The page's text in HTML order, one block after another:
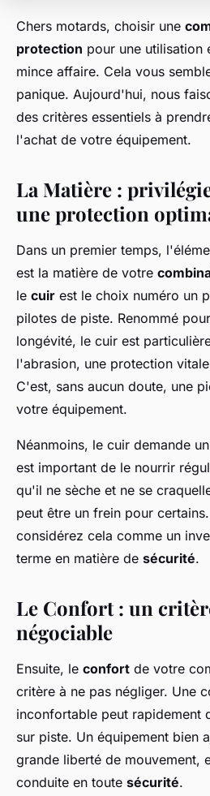
Chers motards, choisir une
protection pour une utilisation
mince affaire. Cela vous
panique. Aujourd'hui, nous
des critères essentiels à
l'achat de votre équipement.
La Matière :
une protection
Dans un premier temps,
est la matière de votre
le cuir est le choix numéro un
pilotes de piste. Renommé
longévité, le cuir est
l'abrasion, une protection
C'est, sans aucun doute, une
votre équipement.
Néanmoins, le cuir demande
est important de le nourrir
qu'il ne sèche et ne se
peut être un frein pour
considérez cela comme un
terme en matière de sécurité.
Le Confort : un
négociable
Ensuite, le confort de votre
critère à ne pas négliger. Une
inconfortable peut rapidement
sur piste. Un équipement bien
grande liberté de mouvement,
conduite en toute sécurité.